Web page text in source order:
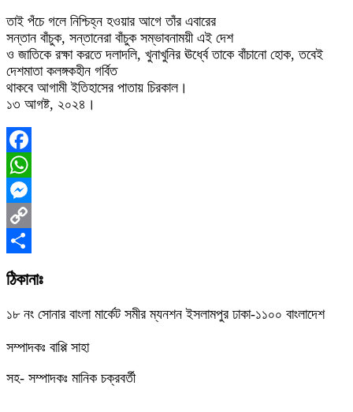
তাই পঁচে গলে নিশ্চিহ্ন হওয়ার আগে তাঁর এবারের
সন্তান বাঁচুক, সন্তানেরা বাঁচুক সম্ভাবনাময়ী এই দেশ
ও জাতিকে রক্ষা করতে দলাদলি, খুনাখুনির ঊর্ধ্বে তাকে বাঁচানো হোক, তবেই
দেশমাতা কলঙ্গকহীন গর্বিত
থাকবে আগামী ইতিহাসের পাতায় চিরকাল।
১৩ আগষ্ট, ২০২৪।
Facebook
WhatsApp
Messenger
Copy
Link
Share
ঠিকানাঃ
১৮ নং সোনার বাংলা মার্কেট সমীর ম্যনশন ইসলামপুর ঢাকা-১১০০ বাংলাদেশ
সম্পাদকঃ বাপ্পি সাহা
সহ- সম্পাদকঃ মানিক চক্রবর্তী